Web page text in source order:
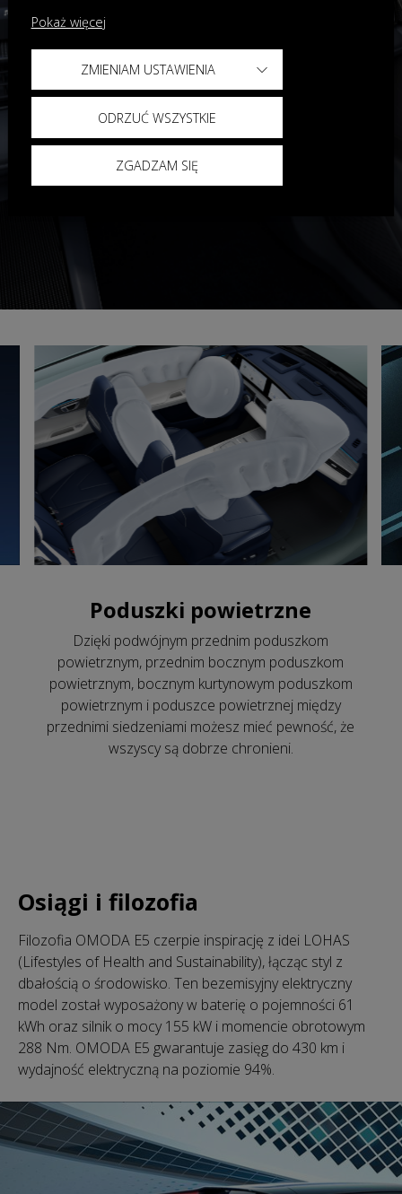
Poduszki powietrzne
Dzięki podwójnym przednim poduszkom
powietrznym, przednim bocznym poduszkom
powietrznym, bocznym kurtynowym poduszkom
powietrznym i poduszce powietrznej między
przednimi siedzeniami możesz mieć pewność, że
wszyscy są dobrze chronieni.
Osiągi i filozofia
Filozofia OMODA E5 czerpie inspirację z idei LOHAS
(Lifestyles of Health and Sustainability), łącząc styl z
dbałością o środowisko. Ten bezemisyjny elektryczny
model został wyposażony w baterię o pojemności 61
kWh oraz silnik o mocy 155 kW i momencie obrotowym
288 Nm. OMODA E5 gwarantuje zasięg do 430 km i
wydajność elektryczną na poziomie 94%.
Pokaż więcej
ZMIENIAM USTAWIENIA
ODRZUĆ WSZYSTKIE
ZGADZAM SIĘ